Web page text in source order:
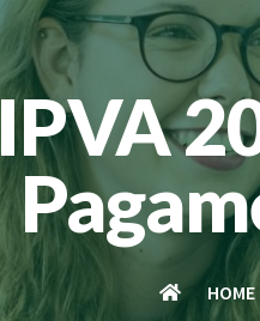
IPVA
HOME